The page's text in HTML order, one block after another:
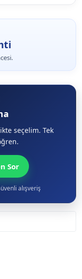
seçelim. Tek
Sor
alışveriş